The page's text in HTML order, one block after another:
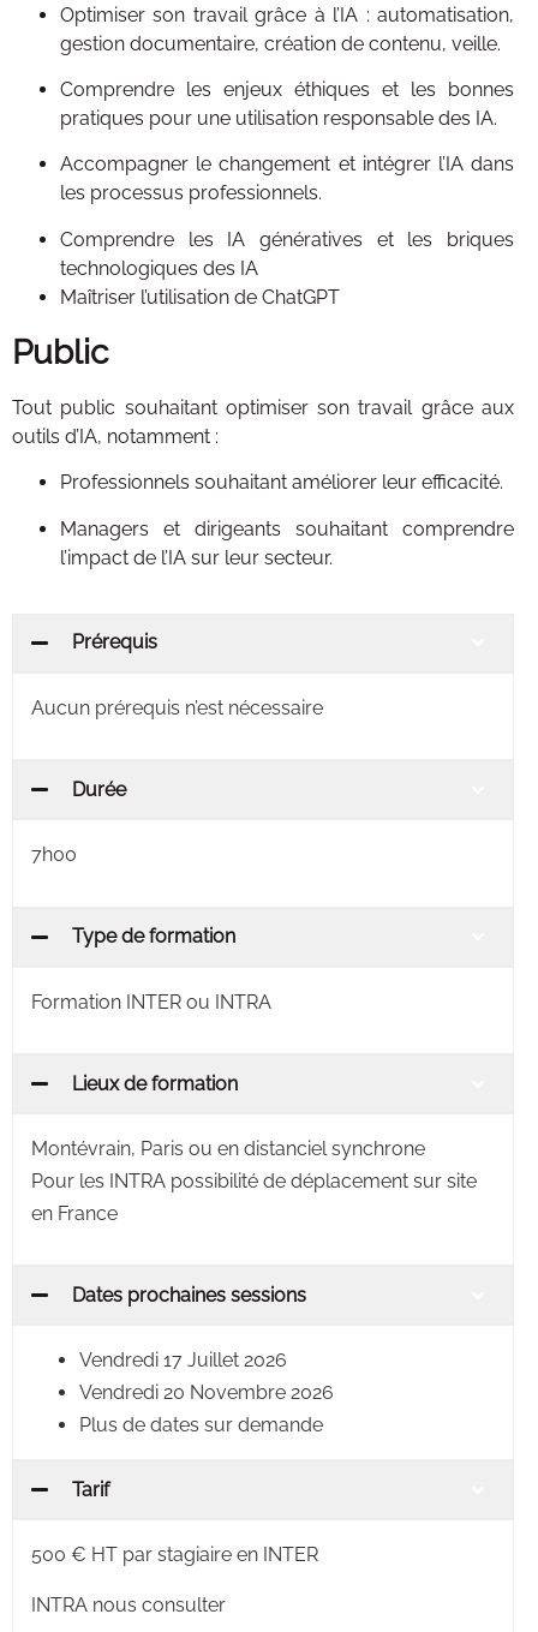
Optimiser son travail grâce à l’IA : automatisation,
gestion documentaire, création de contenu, veille.
Comprendre les enjeux éthiques et les bonnes
pratiques pour une utilisation responsable des IA.
Accompagner le changement et intégrer l’IA dans
les processus professionnels.
Comprendre les IA génératives et les briques
technologiques des IA
Maîtriser l’utilisation de ChatGPT
Public
Tout public souhaitant optimiser son travail grâce aux
outils d’IA, notamment :
Professionnels souhaitant améliorer leur efficacité.
Managers et dirigeants souhaitant comprendre
l’impact de l’IA sur leur secteur.
Prérequis
Aucun prérequis n’est nécessaire
Durée
7h00
Type de formation
Formation INTER ou INTRA
Lieux de formation
Montévrain, Paris ou en distanciel synchrone
Pour les INTRA possibilité de déplacement sur site
en France
Dates prochaines sessions
Vendredi 17 Juillet 2026
Vendredi 20 Novembre 2026
Plus de dates sur demande
Tarif
500 € HT par stagiaire en INTER
INTRA nous consulter